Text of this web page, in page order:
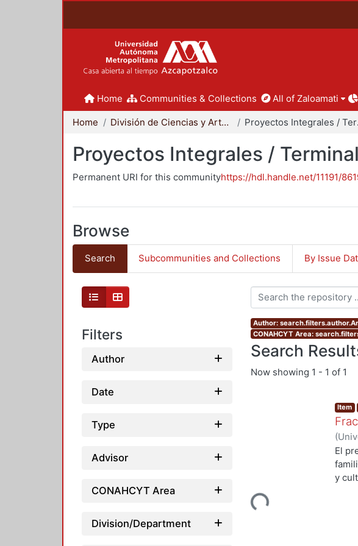
Home Communities & Collections All of Zaloamati
Home División de Ciencias y Artes para el Diseño
Proyectos Integrales /
Permanent URI for this communityhttps://hdl.handle.net/11191/
Browse
Search Subcommunities and Collections By Issue
Filters
Author
Date
Type
Advisor
CONAHCYT Area
Division/Department
Author:
CONAHCYT Area:
Search
Now showing 1 - 1 of 1
Loading...
Item
(
de
El
y